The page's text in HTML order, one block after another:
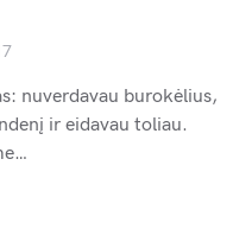
nuverdavau burokėlius,
ir eidavau toliau.